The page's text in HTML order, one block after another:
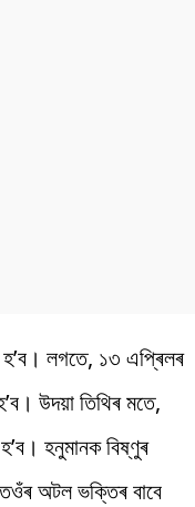
লগতে, ১৩ এপ্ৰিলৰ
উদয়া তিথিৰ মতে,
হনুমানক বিষ্ণুৰ
অটল ভক্তিৰ বাবে